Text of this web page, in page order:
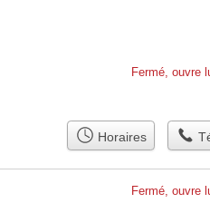
Fermé, ouvre
Horaires
Fermé, ouvre